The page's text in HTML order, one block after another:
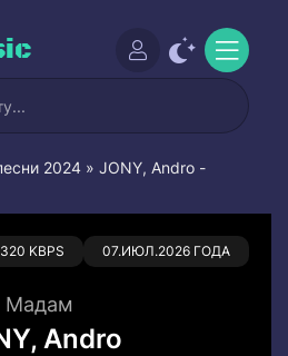
2024 » JONY, Andro -
320 KBPS 07.ИЮЛ.2026 ГОДА
0
Мадам
Andro